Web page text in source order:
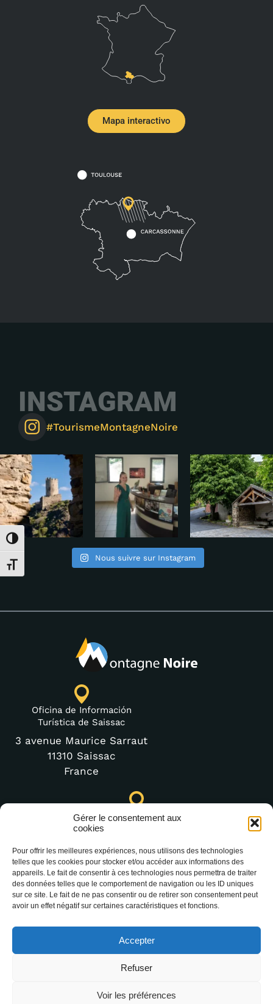
Gérer le consentement aux
cookies
Pour offrir les meilleures expériences, nous utilisons des technologies
telles que les cookies pour stocker et/ou accéder aux informations des
appareils. Le fait de consentir à ces technologies nous permettra de traiter
des données telles que le comportement de navigation ou les ID uniques
sur ce site. Le fait de ne pas consentir ou de retirer son consentement peut
avoir un effet négatif sur certaines caractéristiques et fonctions.
Accepter
Refuser
Voir les préférences
Alternar alto contraste
Alternar tamaño de letra
Mapa interactivo
INSTAGRAM
#TourismeMontagneNoire
Nous suivre sur Instagram
Oficina de Información
Turística de Saissac
3 avenue Maurice Sarraut
11310 Saissac
France
Punto de Información Turística de Lastours (temporal)
4 moulin bas,
11600 Lastours
(+33) 4 68 76 64 90
2025 Office Intercommunal de Tourisme de la